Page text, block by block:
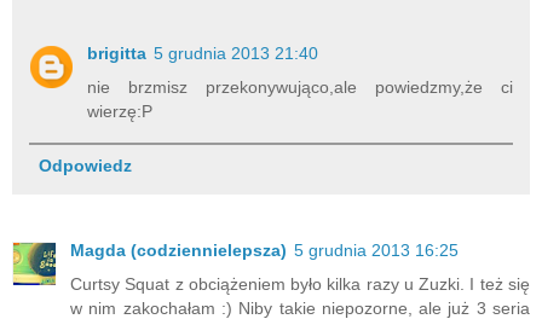
brigitta 5 grudnia 2013 21:40
nie brzmisz przekonywująco,ale powiedzmy,że ci
wierzę:P
Odpowiedz
Magda (codziennielepsza) 5 grudnia 2013 16:25
Curtsy Squat z obciążeniem było kilka razy u Zuzki. I też się
w nim zakochałam :) Niby takie niepozorne, ale już 3 seria